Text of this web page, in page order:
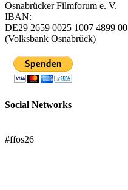
Osnabrücker Filmforum e. V.
IBAN:
DE29 2659 0025 1007 4899 00
(Volksbank Osnabrück)
Social Networks
#ffos26